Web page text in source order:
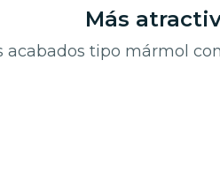
Más
acabados tipo mármol